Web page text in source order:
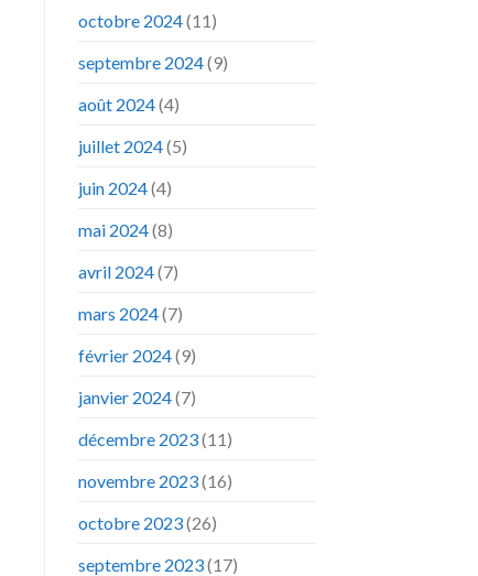
octobre 2024(11)
septembre 2024(9)
août 2024(4)
juillet 2024(5)
juin 2024(4)
mai 2024(8)
avril 2024(7)
mars 2024(7)
février 2024(9)
janvier 2024(7)
décembre 2023(11)
novembre 2023(16)
octobre 2023(26)
septembre 2023(17)